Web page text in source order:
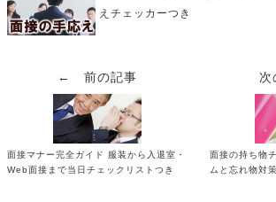
えチェッカーつき
← 前の記事
面接マナー完全ガイド 服装から入退室・
Web面接まで当日チェックリストつき
面接の持ち物
ムと忘れ物対